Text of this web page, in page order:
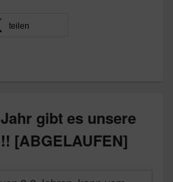
teilen
gibt es unsere
[ABGELAUFEN]